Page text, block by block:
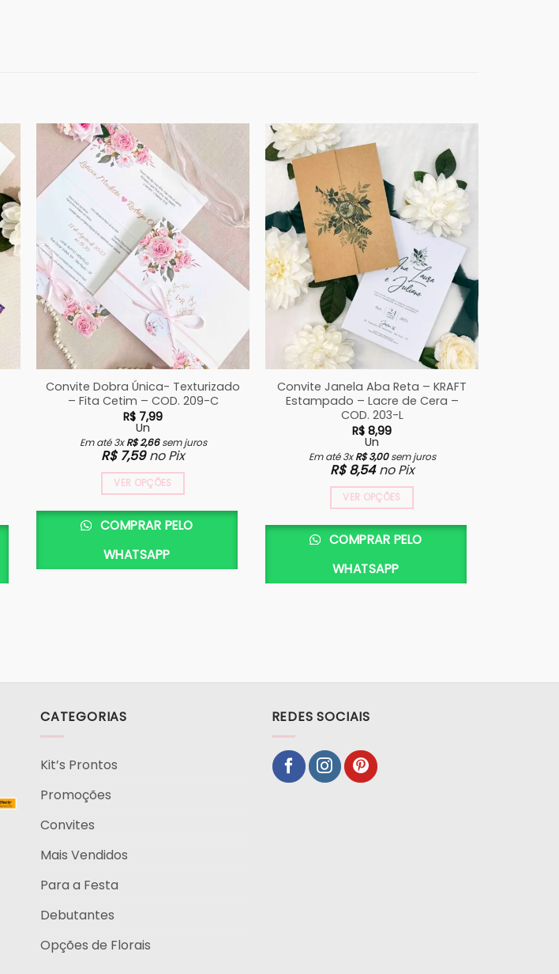
Convite Dobra Única- Texturizado
– Fita Cetim – COD. 209-C
R$ 7,99
Un
Em até 3xR$2,66sem juros
R$7,59 no Pix
VER OPÇÕES
COMPRAR PELO
WHATSAPP
Convite Janela Aba Reta – KRAFT
Estampado – Lacre de Cera –
COD. 203-L
R$ 8,99
Un
Em até 3xR$3,00sem juros
R$8,54 no Pix
VER OPÇÕES
COMPRAR PELO
WHATSAPP
CATEGORIAS
Kit’s Prontos
Promoções
Convites
Mais Vendidos
Para a Festa
Debutantes
Opções de Florais
REDES SOCIAIS